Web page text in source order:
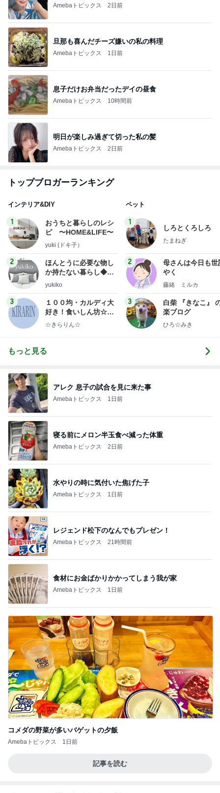
Amebaトピックス 2日前
旦那も喜んだチーズ嫌いの私の料理
Amebaトピックス 1日前
息子だけお弁当だったデイの昼食
Amebaトピックス 10時間前
明日が楽しみ過ぎて切った私の髪
Amebaトピックス 2日前
トップブロガーランキング
インテリア&DIY
1
おうちと暮らしのレシ
ピ 〜HOME&LIFE〜
yuki (ドキ子）
2
ほんとうに必要な物し
か持たない暮らし◆Ke
ep Life Simple◆〜イ
yukiko
3
１００均・カルディ大
好き！食いしん坊☆き
らりん☆のブログ
☆きらりん☆
ペット
1
しろとくろしろ
たまねぎ
2
母さんは今日も世
やく
藤緒 ミルカ
3
白柴 『きなこ』
楽ブログ
ひろ☆みき
もっと見る
アレク 息子の試合を見に来た事
Amebaトピックス 1日前
寝る前にメロン半玉食べ減った体重
Amebaトピックス 2日前
水やりの時に気付いた焦げた子
Amebaトピックス 1日前
レジェンド松下のなんでもプレゼン！
Amebaトピックス 21時間前
食材にお金ばかりかかってしまう我が家
Amebaトピックス 1日前
コメダの野菜が多いバゲットの夕飯
Amebaトピックス 1日前
記事を読む